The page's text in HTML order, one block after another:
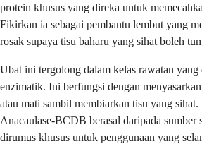
protein khusus yang direka untuk
Fikirkan ia sebagai pembantu lembut yang
rosak supaya tisu baharu yang sihat boleh
Ubat ini tergolong dalam kelas rawatan
enzimatik. Ini berfungsi dengan
atau mati sambil membiarkan tisu yang
Anacaulase-BCDB berasal daripada sumber
dirumus khusus untuk penggunaan yang